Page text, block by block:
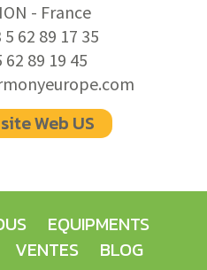
- France
5 62 89 17 35
62 89 19 45
Web US
EQUIPMENTS
VENTES
BLOG